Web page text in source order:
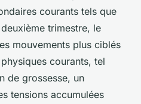
courants tels que
trimestre, le
mouvements plus ciblés
courants, tel
de grossesse, un
tensions accumulées